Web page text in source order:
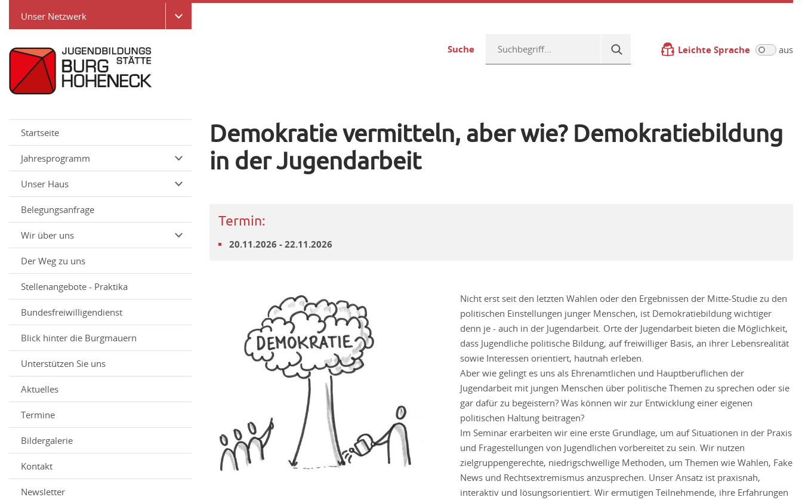
Unser Netzwerk
Suche Leichte Sprache aus
Startseite
Jahresprogramm
Unser Haus
Belegungsanfrage
Wir über uns
Der Weg zu uns
Stellenangebote - Praktika
Bundesfreiwilligendienst
Blick hinter die Burgmauern
Unterstützen Sie uns
Aktuelles
Termine
Bildergalerie
Kontakt
Newsletter
Demokratie vermitteln, aber wie? Demokratiebildung
in der Jugendarbeit
Termin:
20.11.2026 - 22.11.2026
Nicht erst seit den letzten Wahlen oder den Ergebnissen der Mitte-Studie zu den
politischen Einstellungen junger Menschen, ist Demokratiebildung wichtiger
denn je - auch in der Jugendarbeit. Orte der Jugendarbeit bieten die Möglichkeit,
dass Jugendliche politische Bildung, auf freiwilliger Basis, an ihrer Lebensrealität
sowie Interessen orientiert, hautnah erleben.
Aber wie gelingt es uns als Ehrenamtlichen und Hauptberuflichen der
Jugendarbeit mit jungen Menschen über politische Themen zu sprechen oder sie
gar dafür zu begeistern? Was können wir zur Entwicklung einer eigenen
politischen Haltung beitragen?
Im Seminar erarbeiten wir eine erste Grundlage, um auf Situationen in der Praxis
und Fragestellungen von Jugendlichen vorbereitet zu sein. Wir nutzen
zielgruppengerechte, niedrigschwellige Methoden, um Themen wie Wahlen, Fake
News und Rechtsextremismus anzusprechen. Unser Ansatz ist praxisnah,
interaktiv und lösungsorientiert. Wir ermutigen Teilnehmende, ihre Erfahrungen